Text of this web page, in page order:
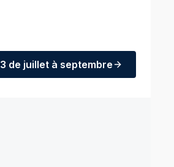
de juillet à septembre